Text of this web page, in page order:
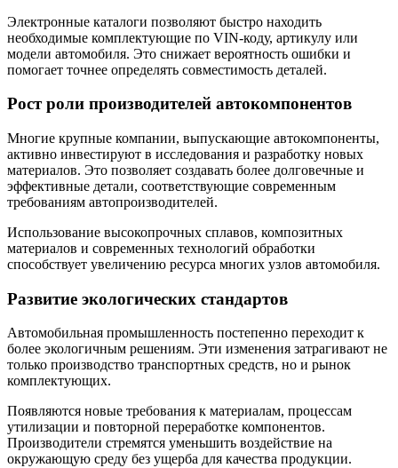
Электронные каталоги позволяют быстро находить
необходимые комплектующие по VIN-коду, артикулу или
модели автомобиля. Это снижает вероятность ошибки и
помогает точнее определять совместимость деталей.
Рост роли производителей автокомпонентов
Многие крупные компании, выпускающие автокомпоненты,
активно инвестируют в исследования и разработку новых
материалов. Это позволяет создавать более долговечные и
эффективные детали, соответствующие современным
требованиям автопроизводителей.
Использование высокопрочных сплавов, композитных
материалов и современных технологий обработки
способствует увеличению ресурса многих узлов автомобиля.
Развитие экологических стандартов
Автомобильная промышленность постепенно переходит к
более экологичным решениям. Эти изменения затрагивают не
только производство транспортных средств, но и рынок
комплектующих.
Появляются новые требования к материалам, процессам
утилизации и повторной переработке компонентов.
Производители стремятся уменьшить воздействие на
окружающую среду без ущерба для качества продукции.